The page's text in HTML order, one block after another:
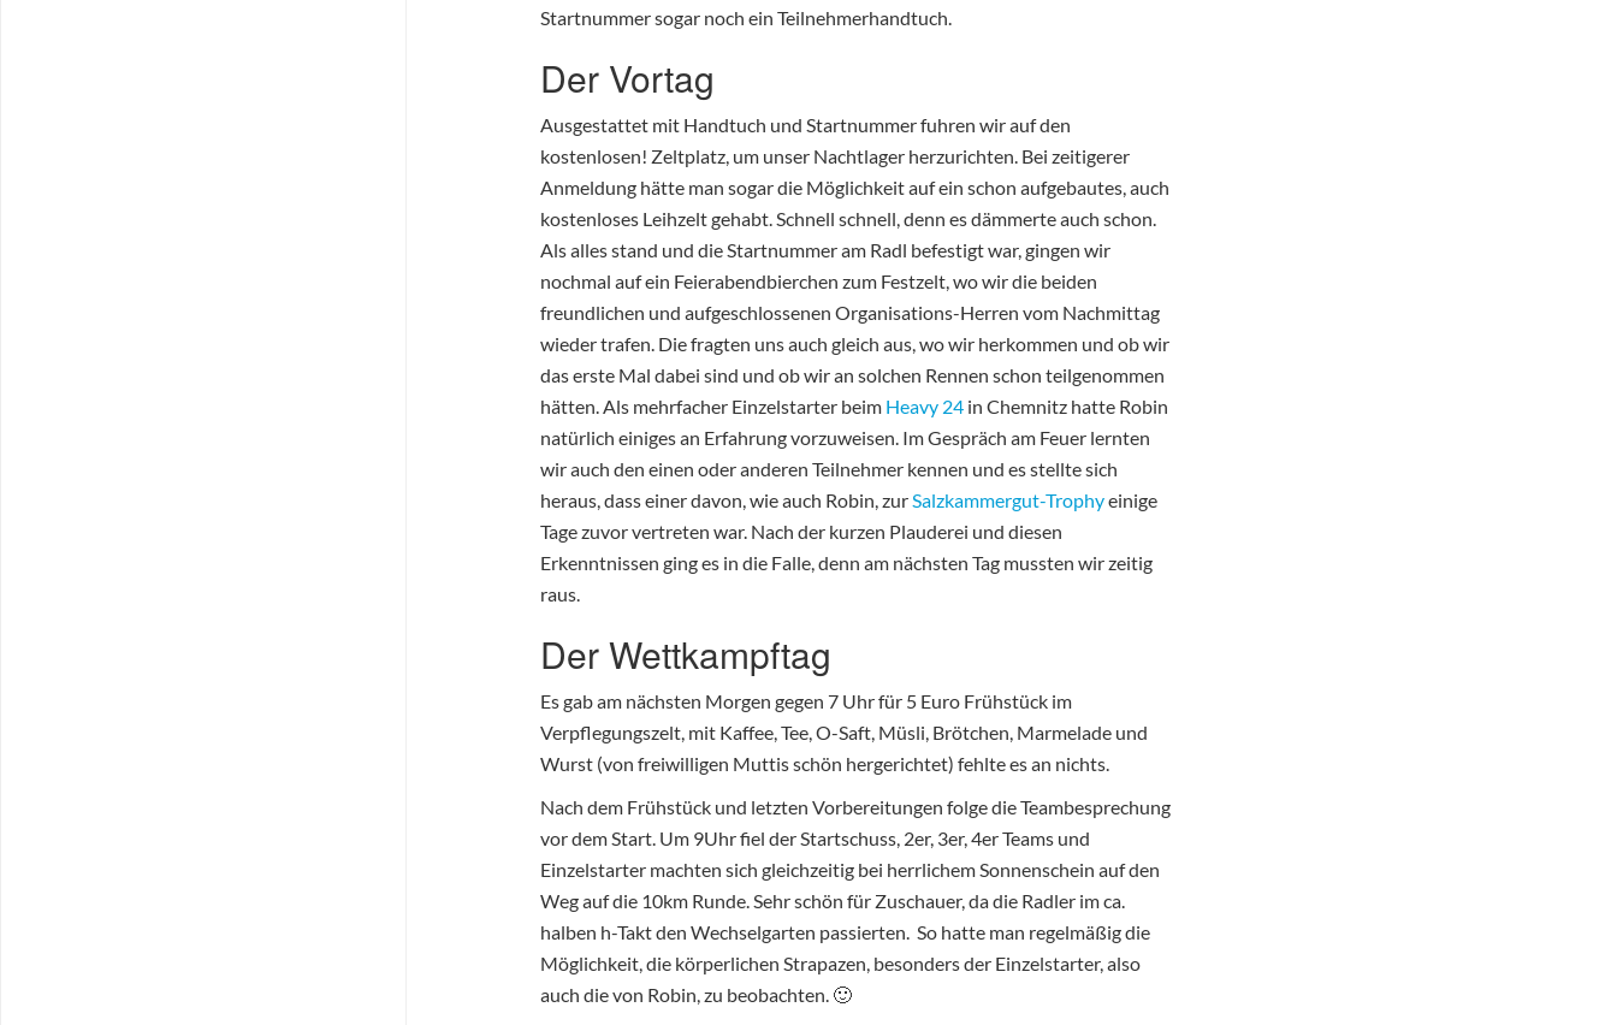
Startnummer sogar noch ein Teilnehmerhandtuch.
Der Vortag
Ausgestattet mit Handtuch und Startnummer fuhren wir auf den
kostenlosen! Zeltplatz, um unser Nachtlager herzurichten. Bei zeitigerer
Anmeldung hätte man sogar die Möglichkeit auf ein schon aufgebautes, auch
kostenloses Leihzelt gehabt. Schnell schnell, denn es dämmerte auch schon.
Als alles stand und die Startnummer am Radl befestigt war, gingen wir
nochmal auf ein Feierabendbierchen zum Festzelt, wo wir die beiden
freundlichen und aufgeschlossenen Organisations-Herren vom Nachmittag
wieder trafen. Die fragten uns auch gleich aus, wo wir herkommen und ob wir
das erste Mal dabei sind und ob wir an solchen Rennen schon teilgenommen
hätten. Als mehrfacher Einzelstarter beim Heavy 24 in Chemnitz hatte Robin
natürlich einiges an Erfahrung vorzuweisen. Im Gespräch am Feuer lernten
wir auch den einen oder anderen Teilnehmer kennen und es stellte sich
heraus, dass einer davon, wie auch Robin, zurSalzkammergut-Trophyeinige
Tage zuvor vertreten war. Nach der kurzen Plauderei und diesen
Erkenntnissen ging es in die Falle, denn am nächsten Tag mussten wir zeitig
raus.
Der Wettkampftag
Es gab am nächsten Morgen gegen 7 Uhr für 5 Euro Frühstück im
Verpflegungszelt, mit Kaffee, Tee, O-Saft, Müsli, Brötchen, Marmelade und
Wurst (von freiwilligen Muttis schön hergerichtet) fehlte es an nichts.
Nach dem Frühstück und letzten Vorbereitungen folge die Teambesprechung
vor dem Start. Um 9Uhr fiel der Startschuss, 2er, 3er, 4er Teams und
Einzelstarter machten sich gleichzeitig bei herrlichem Sonnenschein auf den
Weg auf die 10km Runde. Sehr schön für Zuschauer, da die Radler im ca.
halben h-Takt den Wechselgarten passierten. So hatte man regelmäßig die
Möglichkeit, die körperlichen Strapazen, besonders der Einzelstarter, also
auch die von Robin, zu beobachten. 🙂